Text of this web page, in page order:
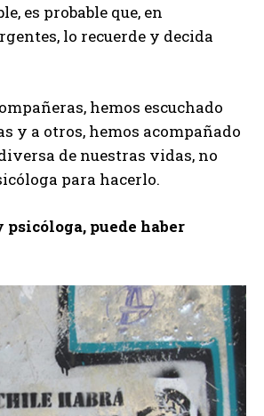
es probable que, en
lo recuerde y decida
hemos escuchado
y a otros, hemos acompañado
de nuestras vidas, no
para hacerlo.
psicóloga, puede haber